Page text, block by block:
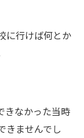
に行けば何とか
きなかった当時
きませんでし